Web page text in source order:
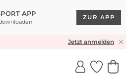
APP
ZUR APP
& RÜCKVERSANDJetzt anmelden